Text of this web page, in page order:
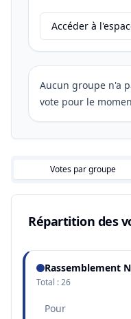
Accéder à
Aucun groupe n'a
vote pour le
Votes par groupe
Répartition des
Rassemblement
Total :26
Pour